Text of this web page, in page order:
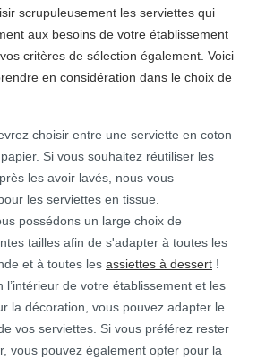
scrupuleusement les serviettes qui
aux besoins de votre établissement
critères de sélection également. Voici
en considération dans le choix de
choisir entre une serviette en coton
Si vous souhaitez réutiliser les
les avoir lavés, nous vous
les serviettes en tissue.
possédons un large choix de
tailles afin de s'adapter à toutes les
et à toutes les assiettes à dessert !
l’intérieur de votre établissement et les
la décoration, vous pouvez adapter le
vos serviettes. Si vous préférez rester
vous pouvez également opter pour la